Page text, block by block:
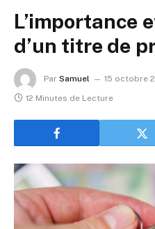
L’importance
d’un titre de
Par Samuel 15 octobre
12 Minutes de Lecture